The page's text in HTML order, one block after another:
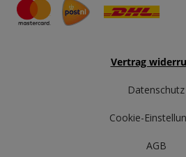
Vertrag
Datenschutz
Cookie-
AGB